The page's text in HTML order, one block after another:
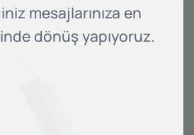
mesajlarınıza en
dönüş yapıyoruz.